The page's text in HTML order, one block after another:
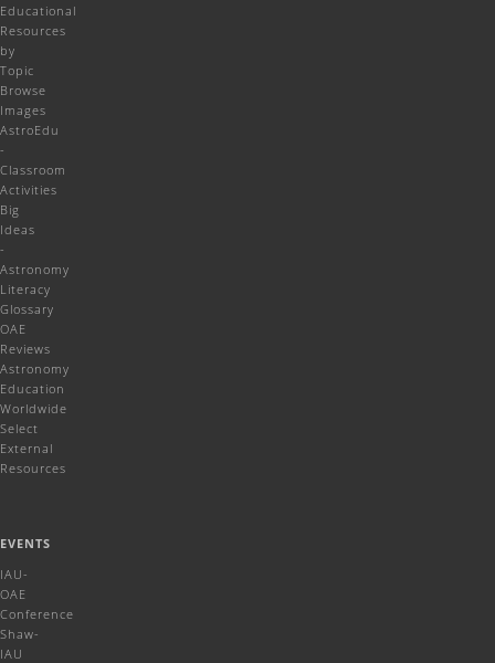
Educational
Resources
by
Topic
Browse
Images
AstroEdu
-
Classroom
Activities
Big
Ideas
-
Astronomy
Literacy
Glossary
OAE
Reviews
Astronomy
Education
Worldwide
Select
External
Resources
EVENTS
IAU-
OAE
Conference
Shaw-
IAU